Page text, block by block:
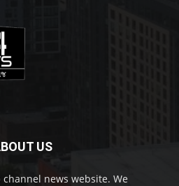
US
channel news website. We